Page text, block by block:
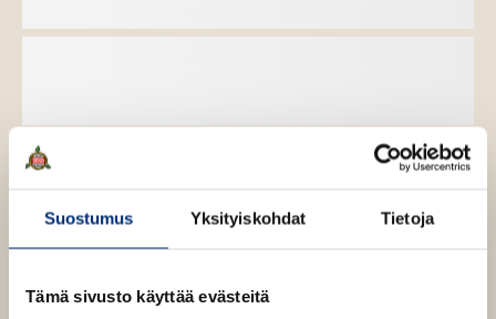
Suostumus Yksityiskohdat Tietoja
Tämä sivusto käyttää evästeitä